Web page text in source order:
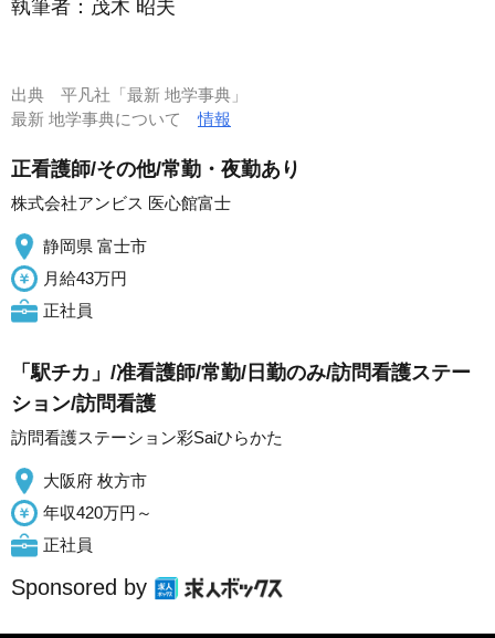
執筆者： 茂木 昭夫
出典 平凡社「最新 地学事典」
最新 地学事典について情報
正看護師/その他/常勤・夜勤あり
株式会社アンビス 医心館富士
静岡県 富士市
月給43万円
正社員
「駅チカ」/准看護師/常勤/日勤のみ/訪問看護ステー
ション/訪問看護
訪問看護ステーション彩Saiひらかた
大阪府 枚方市
年収420万円～
正社員
Sponsored by